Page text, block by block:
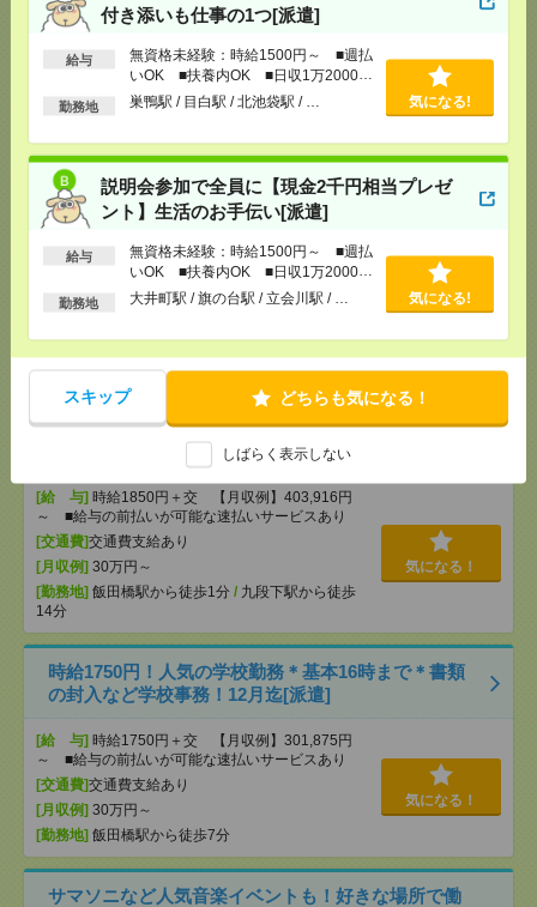
付き添いも仕事の1つ[派遣]
給与
無資格未経験：時給1500円～ ■週払
いOK ■扶養内OK ■日収1万2000円
以上
勤務地 巣鴨駅 / 目白駅 / 北池袋駅 / … 気になる!
説明会参加で全員に【現金2千円相当プレゼ
ント】生活のお手伝い[派遣]
給与
無資格未経験：時給1500円～ ■週払
いOK ■扶養内OK ■日収1万2000円
以上
勤務地 大井町駅 / 旗の台駅 / 立会川駅 / … 気になる!
スキップ どちらも気になる！
しばらく表示しない
[給 与]
無資格未経験：時給1500円～ ■週払い
OK ■扶養内OK ■日収1万2000円以上
[交通費]交通費全額支給
大井町駅 旗の台駅 / 立会川駅 /…
気になる！
【在宅勤務OK】時給3000円！10～16時＊残業ほぼな
し▼新日本橋で一般事務[派遣]
[給 与] 時給3000円 月収例 30万円 時給3000円×
りません。※給与即受取りサービス利用可（利用条
[交通費]1ヶ月3万円を上限として実費支給
気になる！
時給1850円＊返却済みICカードと貸出カードの管理
など入館対応などの受付！[派遣]
[給 与] 時給1850円＋交 【月収例】403,916円
～ ■給与の前払いが可能な速払いサービスあり
[交通費]交通費支給あり
[月収例] 30万円～
[勤務地] 飯田橋駅から徒歩1分 / 九段下駅から徒歩
14分
気になる！
時給1750円！人気の学校勤務＊基本16時まで＊書類
の封入など学校事務！12月迄[派遣]
[給 与] 時給1750円＋交 【月収例】301,875円
～ ■給与の前払いが可能な速払いサービスあり
[交通費]交通費支給あり
[月収例] 30万円～
[勤務地] 飯田橋駅から徒歩7分
気になる！
サマソニなど人気音楽イベントも！好きな場所で働